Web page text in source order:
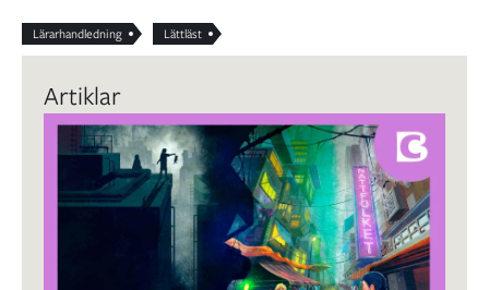
Lärarhandledning Lättläst
Artiklar